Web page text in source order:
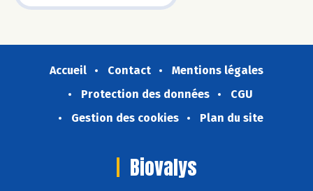
Accueil Contact
Mentions légales
Protection des données
CGU
Gestion des cookies
Plan du site
Biovalys